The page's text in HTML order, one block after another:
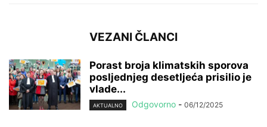
VEZANI ČLANCI
Porast broja klimatskih sporova
posljednjeg desetljeća prisilio je
vlade...
AKTUALNO Odgovorno - 06/12/2025